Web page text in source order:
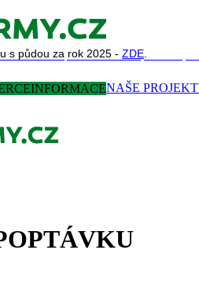
AKTUALITY O NÁS
s půdou za rok 2025 - ZDE
INFORMACENAŠE
s půdou za rok 2025 - ZDE